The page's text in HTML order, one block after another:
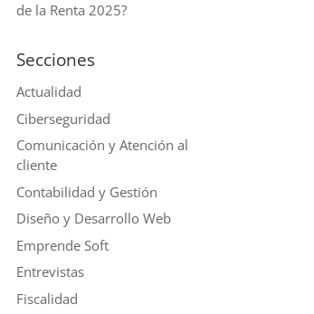
de la Renta 2025?
Secciones
Actualidad
Ciberseguridad
Comunicación y Atención al
cliente
Contabilidad y Gestión
Diseño y Desarrollo Web
Emprende Soft
Entrevistas
Fiscalidad